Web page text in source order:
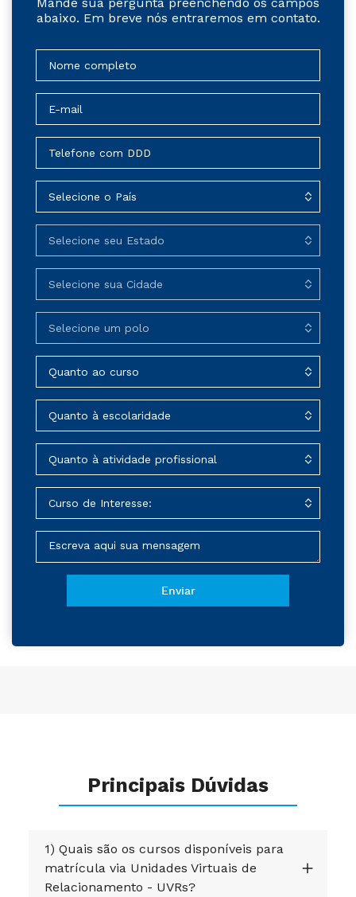
abaixo. Em breve nós entraremos em contato.
Principais Dúvidas
1) Quais são os cursos disponíveis para
matrícula via Unidades Virtuais de
Relacionamento - UVRs?